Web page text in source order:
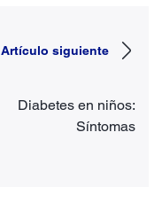
Artículo siguiente
Diabetes en niños:
Síntomas